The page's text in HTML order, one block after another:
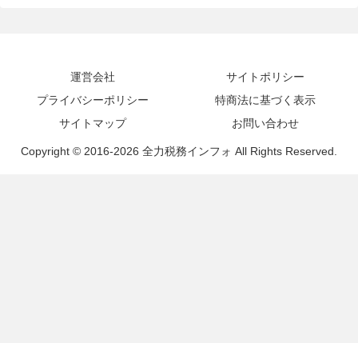
運営会社
サイトポリシー
プライバシーポリシー
特商法に基づく表示
サイトマップ
お問い合わせ
Copyright © 2016-2026 全力税務インフォ All Rights Reserved.